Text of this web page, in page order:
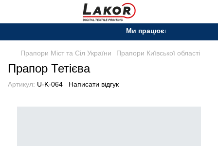
Ми працюємо. Все буде
Прапори Міст та Сіл України Прапори Київської області
Прапор Тетієва
Артикул: U-K-064 Написати відгук